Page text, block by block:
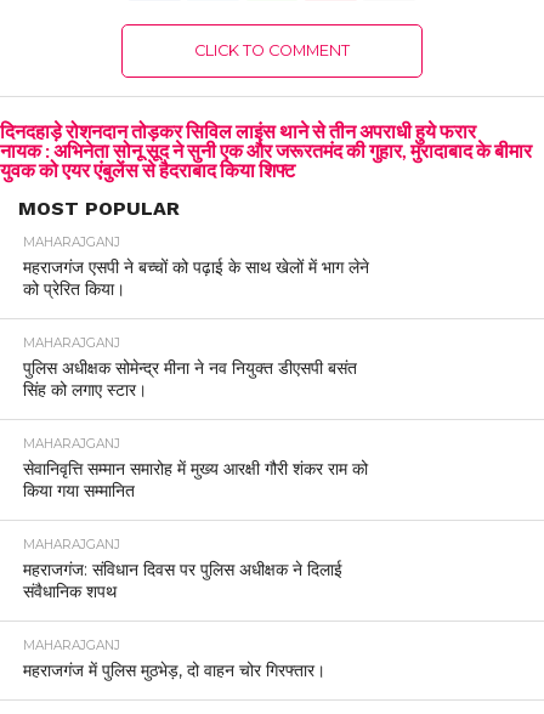
CLICK TO COMMENT
दिनदहाड़े रोशनदान तोड़कर सिविल लाइंस थाने से तीन अपराधी हुये फरार
नायक : अभिनेता सोनू सूद ने सुनी एक और जरूरतमंद की गुहार, मुरादाबाद के बीमार
युवक को एयर एंबुलेंस से हैदराबाद किया शिफ्ट
MOST POPULAR
MAHARAJGANJ
महराजगंज एसपी ने बच्चों को पढ़ाई के साथ खेलों में भाग लेने
को प्रेरित किया।
MAHARAJGANJ
पुलिस अधीक्षक सोमेन्द्र मीना ने नव नियुक्त डीएसपी बसंत
सिंह को लगाए स्टार।
MAHARAJGANJ
सेवानिवृत्ति सम्मान समारोह में मुख्य आरक्षी गौरी शंकर राम को
किया गया सम्मानित
MAHARAJGANJ
महराजगंज: संविधान दिवस पर पुलिस अधीक्षक ने दिलाई
संवैधानिक शपथ
MAHARAJGANJ
महराजगंज में पुलिस मुठभेड़, दो वाहन चोर गिरफ्तार।